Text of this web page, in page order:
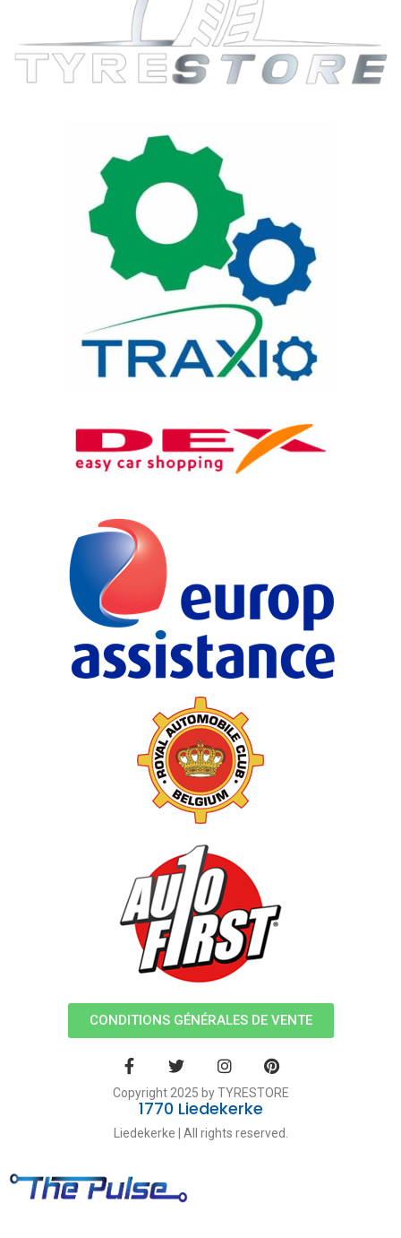
CONDITIONS GÉNÉRALES DE VENTE
Copyright 2025 by TYRESTORE
1770 Liedekerke
Liedekerke | All rights reserved.